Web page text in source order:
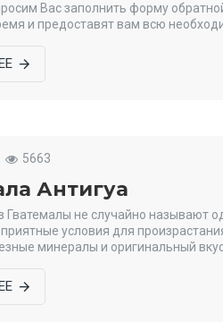
Вас заполнить форму
и предоставят вам всю
5663
Антигуа
Гватемалы не случайно называют
условия для
минералы и оригинальный